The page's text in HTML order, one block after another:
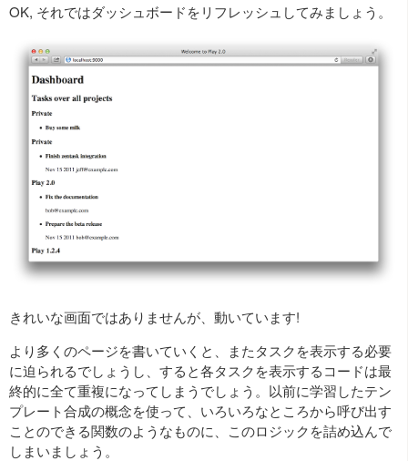
OK, それではダッシュボードをリフレッシュしてみましょう。
きれいな画面ではありませんが、動いています!
より多くのページを書いていくと、またタスクを表示する必要
に迫られるでしょうし、すると各タスクを表示するコードは最
終的に全て重複になってしまうでしょう。以前に学習したテン
プレート合成の概念を使って、いろいろなところから呼び出す
ことのできる関数のようなものに、このロジックを詰め込んで
しまいましょう。